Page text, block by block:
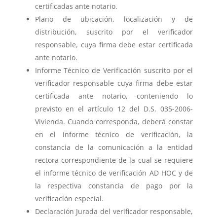
certificadas ante notario.
Plano de ubicación, localización y de
distribución, suscrito por el verificador
responsable, cuya firma debe estar certificada
ante notario.
Informe Técnico de Verificación suscrito por el
verificador responsable cuya firma debe estar
certificada ante notario, conteniendo lo
previsto en el artículo 12 del D.S. 035-2006-
Vivienda. Cuando corresponda, deberá constar
en el informe técnico de verificación, la
constancia de la comunicación a la entidad
rectora correspondiente de la cual se requiere
el informe técnico de verificación AD HOC y de
la respectiva constancia de pago por la
verificación especial.
Declaración Jurada del verificador responsable,